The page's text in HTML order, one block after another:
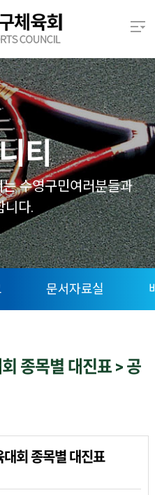
티
수영구민여러분들과
니다.
문서자료실
종목별 대진표 > 공
회 종목별 대진표